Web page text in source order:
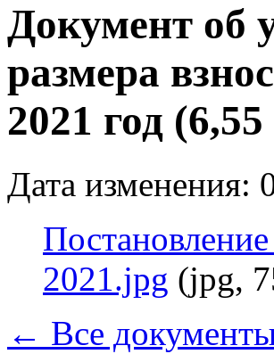
Документ об
размера
2021 год
Дата изменения:
2021.jpg (jpg,
← Все